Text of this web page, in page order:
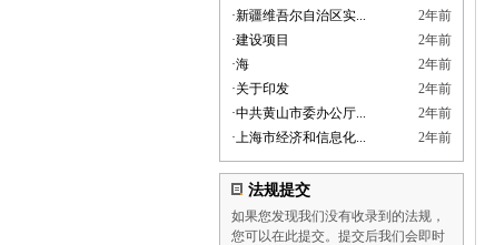
·新疆维吾尔自治区实...
2年前
·建设项目
2年前
·海
2年前
·关于印发
2年前
·中共黄山市委办公厅...
2年前
·上海市经济和信息化... 2年前
法规提交
如果您发现我们没有收录到的法规，
您可以在此提交。提交后我们会即时